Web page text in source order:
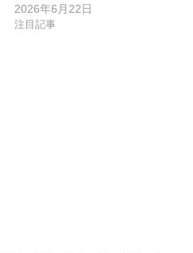
2026年6月22日
注目記事